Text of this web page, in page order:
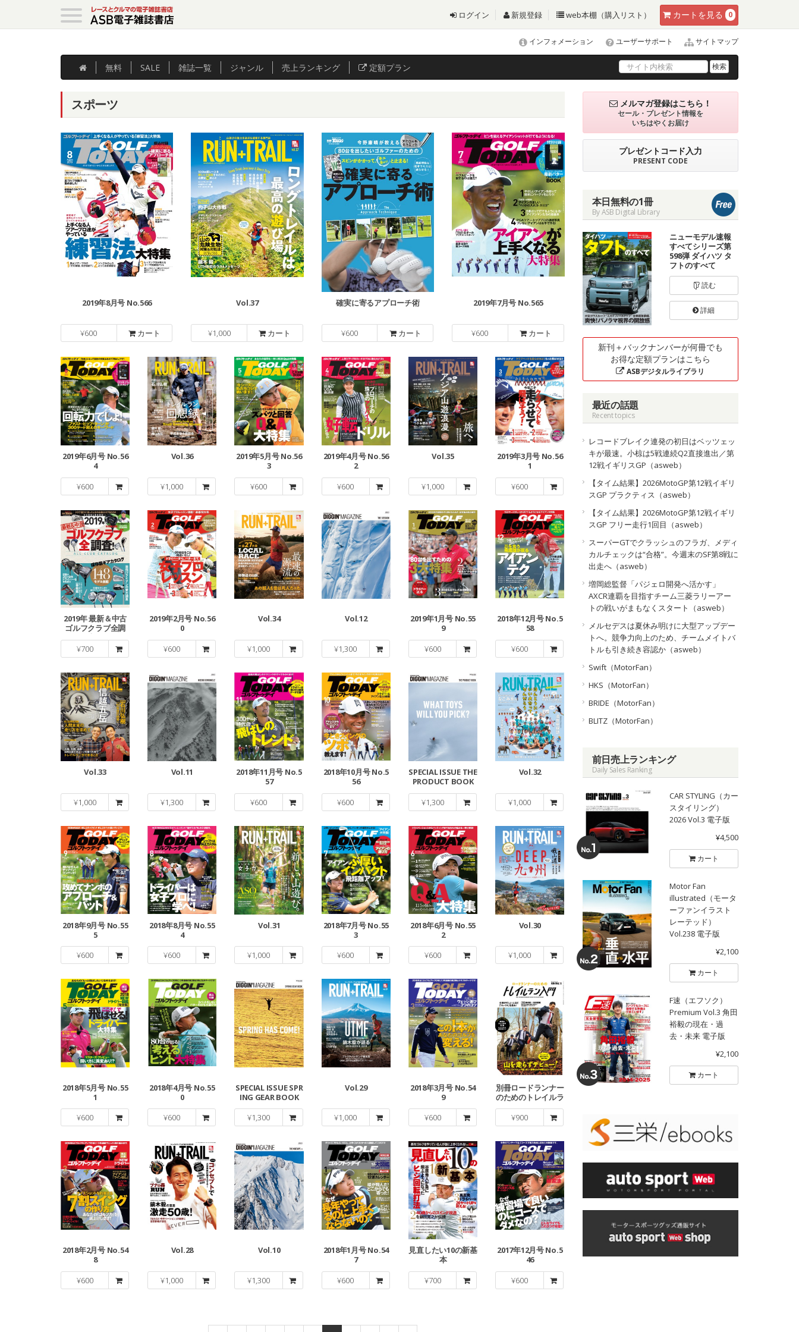
カート を見る 0
ログイン 新規登録 web本棚（購入リスト）
インフォメーション ユーザーサポート サイトマップ
無料 SALE 雑誌一覧 ジャンル 売上ランキング 定額プラン 検索
スポーツ
2019年8月号 No.566
¥600 カート
Vol.37
¥1,000 カート
確実に寄るアプローチ術
¥600 カート
2019年7月号 No.565
¥600 カート
2019年6月号 No.56
4
¥600
Vol.36
¥1,000
2019年5月号 No.56
3
¥600
2019年4月号 No.56
2
¥600
Vol.35
¥1,000
2019年3月号 No.56
1
¥600
2019年 最新＆中古
ゴルフクラブ全調
査！
¥700
2019年2月号 No.56
0
¥600
Vol.34
¥1,000
Vol.12
¥1,300
2019年1月号 No.55
9
¥600
2018年12月号 No.5
58
¥600
Vol.33
¥1,000
Vol.11
¥1,300
2018年11月号 No.5
57
¥600
2018年10月号 No.5
56
¥600
SPECIAL ISSUE THE
PRODUCT BOOK
¥1,300
Vol.32
¥1,000
2018年9月号 No.55
5
¥600
2018年8月号 No.55
4
¥600
Vol.31
¥1,000
2018年7月号 No.55
3
¥600
2018年6月号 No.55
2
¥600
Vol.30
¥1,000
2018年5月号 No.55
1
¥600
2018年4月号 No.55
0
¥600
SPECIAL ISSUE SPR
ING GEAR BOOK
¥1,300
Vol.29
¥1,000
2018年3月号 No.54
9
¥600
別冊ロードランナー
のためのトレイルラ
ン入門
¥900
2018年2月号 No.54
8
¥600
Vol.28
¥1,000
Vol.10
¥1,300
2018年1月号 No.54
7
¥600
見直したい10の新基
本
¥700
2017年12月号 No.5
46
¥600
メルマガ登録はこちら！
セール・プレゼント情報を
いちはやくお届け
プレゼントコード入力
PRESENT CODE
本日無料の1冊
By ASB Digital Library
ニューモデル速報
すべてシリーズ第
598弾 ダイハツ タ
フトのすべて
読む
詳細
新刊＋バックナンバーが何冊でも
お得な定額プランはこちら
ASBデジタルライブラリ
最近の話題
Recent topics
レコードブレイク連発の初日はベッツェッ
キが最速。小椋は5戦連続Q2直接進出／第
12戦イギリスGP（asweb）
【タイム結果】2026MotoGP第12戦イギリ
スGP プラクティス（asweb）
【タイム結果】2026MotoGP第12戦イギリ
スGP フリー走行1回目（asweb）
スーパーGTでクラッシュのフラガ、メディ
カルチェックは“合格”。今週末のSF第8戦に
出走へ（asweb）
増岡総監督「パジェロ開発へ活かす」
AXCR連覇を目指すチーム三菱ラリーアー
トの戦いがまもなくスタート（asweb）
メルセデスは夏休み明けに大型アップデー
トへ。競争力向上のため、チームメイトバ
トルも引き続き容認か（asweb）
Swift（MotorFan）
HKS（MotorFan）
BRIDE（MotorFan）
BLITZ（MotorFan）
前日売上ランキング
Daily Sales Ranking
CAR STYLING（カー
スタイリング）
2026 Vol.3 電子版
¥4,500
カート
Motor Fan
illustrated（モータ
ーファンイラスト
レーテッド）
Vol.238 電子版
¥2,100
カート
F速（エフソク）
Premium Vol.3 角田
裕毅の現在・過
去・未来 電子版
¥2,100
カート